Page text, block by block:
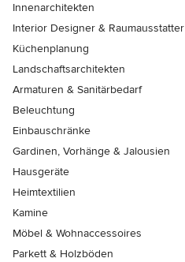
Innenarchitekten
Interior Designer & Raumausstatter
Küchenplanung
Landschaftsarchitekten
Armaturen & Sanitärbedarf
Beleuchtung
Einbauschränke
Gardinen, Vorhänge & Jalousien
Hausgeräte
Heimtextilien
Kamine
Möbel & Wohnaccessoires
Parkett & Holzböden